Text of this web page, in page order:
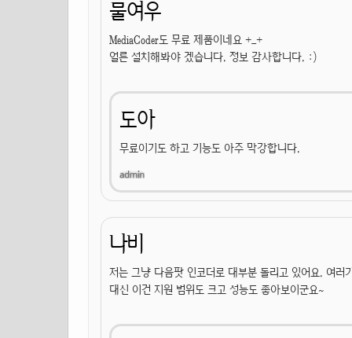
물여우
MediaCoder도 무료 제품이네요 +_+
얼른 설치해봐야 겠습니다. 정보 감사합니다. :)
도아
무료이기도 하고 기능도 아주 막강합니다.
나비
저는 그냥 다음팟 인코더로 대부분 돌리고 있어요. 여
대신 이건 지원 범위도 크고 성능도 좋아보이군요~